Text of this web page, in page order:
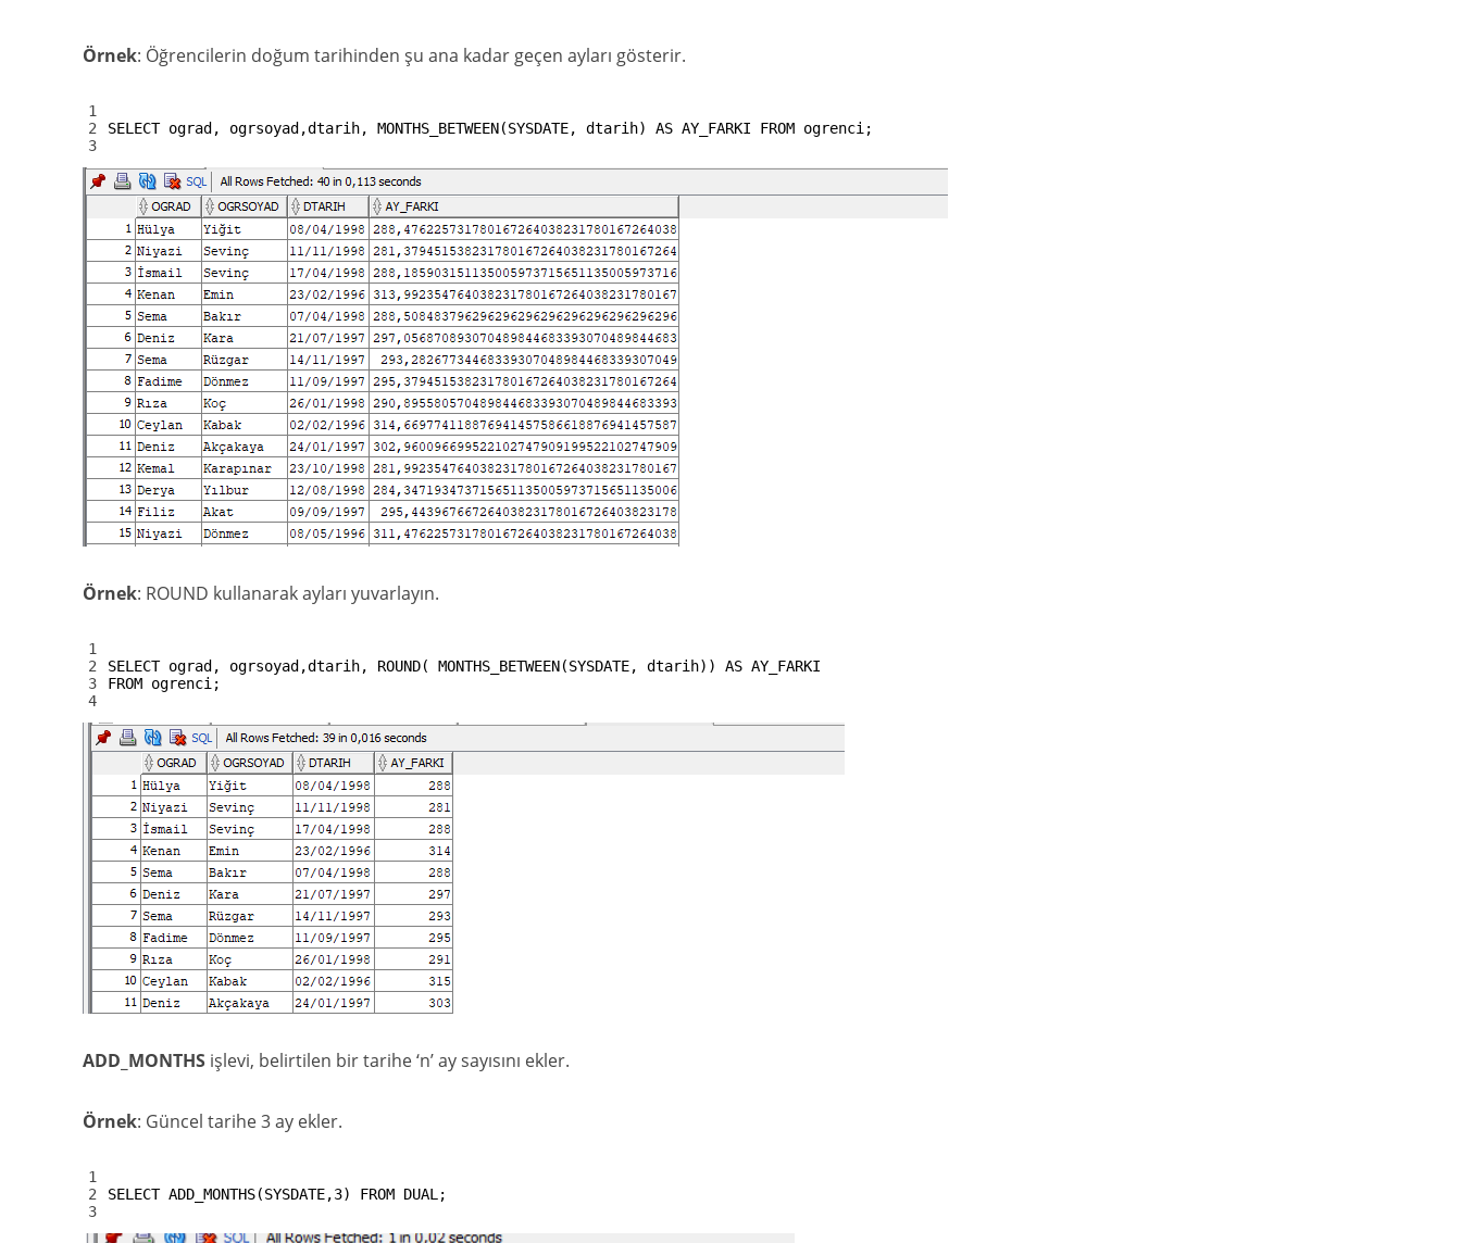
Örnek: Öğrencilerin doğum tarihinden şu ana kadar geçen ayları gösterir.
1
2
3
SELECT ograd, ogrsoyad,dtarih, MONTHS_BETWEEN(SYSDATE, dtarih) AS AY_FARKI FROM ogrenci ;
Örnek: ROUND kullanarak ayları yuvarlayın.
1
2
3
4
SELECT ograd, ogrsoyad,dtarih, ROUND( MONTHS_BETWEEN(SYSDATE, dtarih) ) AS AY_FARKI
FROM ogrenci ;
ADD_MONTHSişlevi, belirtilen bir tarihe ‘n’ ay sayısını ekler.
Örnek: Güncel tarihe 3 ay ekler.
1
2
3
SELECT ADD_MONTHS(SYSDATE,3) FROM DUAL ;